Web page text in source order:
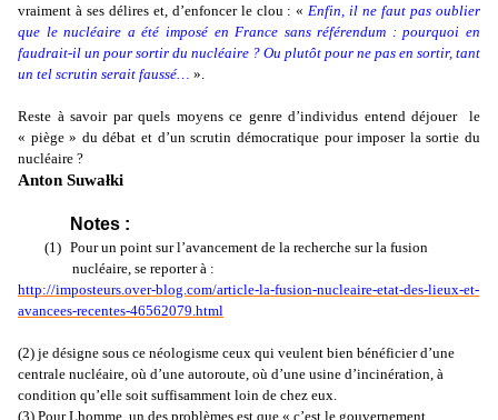
vraiment à ses délires et, d’enfoncer le clou : «Enfin, il ne faut pas oublier
que le nucléaire a été imposé en France sans référendum : pourquoi en
faudrait-il un pour sortir du nucléaire ? Ou plutôt pour ne pas en sortir, tant
un tel scrutin serait faussé… ».
Reste à savoir par quels moyens ce genre d’individus entend déjouer le
« piège » du débat et d’un scrutin démocratique pour imposer la sortie du
nucléaire ?
Anton Suwałki
Notes :
(1) Pour un point sur l’avancement de la recherche sur la fusion
nucléaire, se reporter à :
http://imposteurs.over-blog.com/article-la-fusion-nucleaire-etat-des-lieux-et-
avancees-recentes-46562079.html
(2) je désigne sous ce néologisme ceux qui veulent bien bénéficier d’une
centrale nucléaire, où d’une autoroute, où d’une usine d’incinération, à
condition qu’elle soit suffisamment loin de chez eux.
(3) Pour Lhomme, un des problèmes est que « c’est le gouvernement